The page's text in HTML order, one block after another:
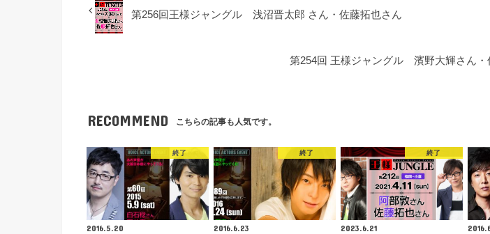
第256回王様ジャングル 浅沼晋太郎 さん・佐藤拓也さん
第254回 王様ジャングル 濱野大輝さん・
RECOMMEND こちらの記事も人気です。
終了
2016.5.20
終了
2016.6.23
終了
2023.6.21